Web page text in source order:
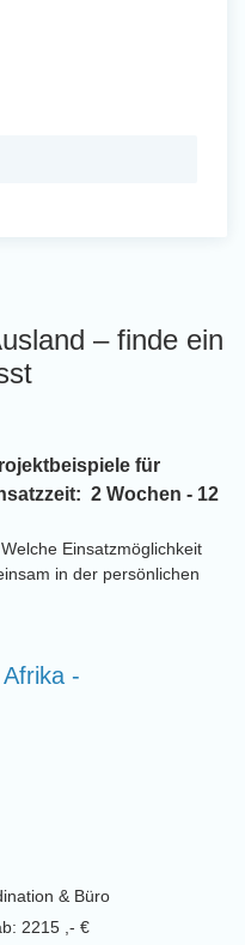
– finde ein
für
2 Wochen - 12
Einsatzmöglichkeit
in der persönlichen
-
& Büro
2215 ,- €